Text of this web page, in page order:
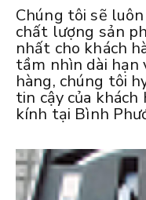
Chúng tôi sẽ
chất lượng sản
nhất cho khách
tầm nhìn dài hạn
hàng, chúng tôi
tin cậy của
kính tại Bình